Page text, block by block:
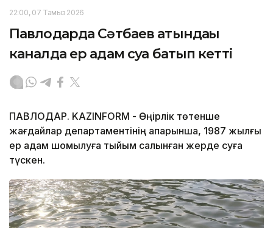
22:00, 07 Тамыз 2026
Павлодарда Сәтбаев атындағы
каналда ер адам суға батып кетті
ПАВЛОДАР. KAZINFORM - Өңірлік төтенше
жағдайлар департаментінің ақпарынша, 1987 жылғы
ер адам шомылуға тыйым салынған жерде суға
түскен.